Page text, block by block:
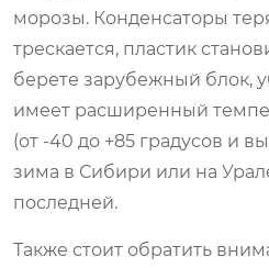
морозы. Конденсаторы
трескается, пластик
берете зарубежный блок,
имеет расширенный
(от -40 до +85 градусов и
зима в Сибири или на
последней.
Также стоит обратить